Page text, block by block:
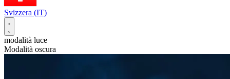
Svizzera (IT)
modalità luce
Modalità oscura